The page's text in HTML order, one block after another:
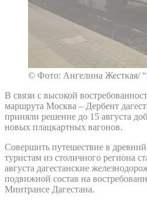
© Фото: Ангелина Жесткая/
В связи с высокой
маршрута Москва – Дербент
приняли решение до 15 августа
новых плацкартных вагонов.
Совершить путешествие в древний
туристам из столичного региона
августа дагестанские
подвижной состав на
Минтрансе Дагестана.